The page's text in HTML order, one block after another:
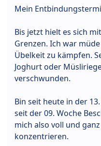
Mein
Bis jetzt hielt es sich
Grenzen. Ich war
Übelkeit zu kämpfen.
Joghurt oder
verschwunden.
Bin seit heute in der
seit der 09. Woche
mich also voll und
konzentrieren.